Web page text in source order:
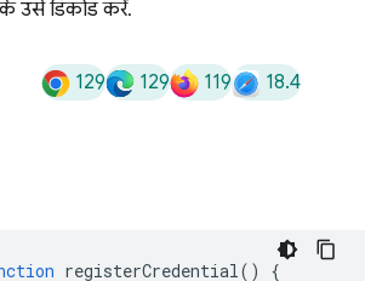
उसे डिकोड करें.
129 129 119 18.4
registerCredential() {